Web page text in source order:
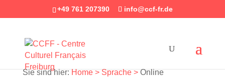
+49 761 207390 info@ccf-fr.de
Sie sind hier:Home > Sprache >Online